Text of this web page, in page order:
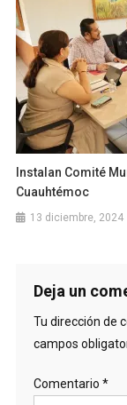
Instalan Comité
Cuauhtémoc
13 diciembre, 2024
Deja un
Tu dirección de
campos
Comentario *